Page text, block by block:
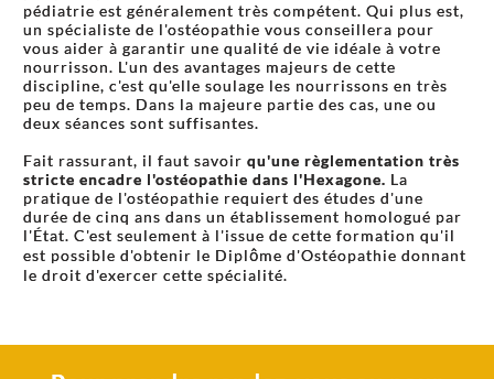
pédiatrie est généralement très compétent. Qui plus est,
un spécialiste de l'ostéopathie vous conseillera pour
vous aider à garantir une qualité de vie idéale à votre
nourrisson. L'un des avantages majeurs de cette
discipline, c'est qu'elle soulage les nourrissons en très
peu de temps. Dans la majeure partie des cas, une ou
deux séances sont suffisantes.
Fait rassurant, il faut savoir qu'une règlementation très
stricte encadre l'ostéopathie dans l'Hexagone. La
pratique de l'ostéopathie requiert des études d'une
durée de cinq ans dans un établissement homologué par
l'État. C'est seulement à l'issue de cette formation qu'il
est possible d'obtenir le Diplôme d'Ostéopathie donnant
le droit d'exercer cette spécialité.